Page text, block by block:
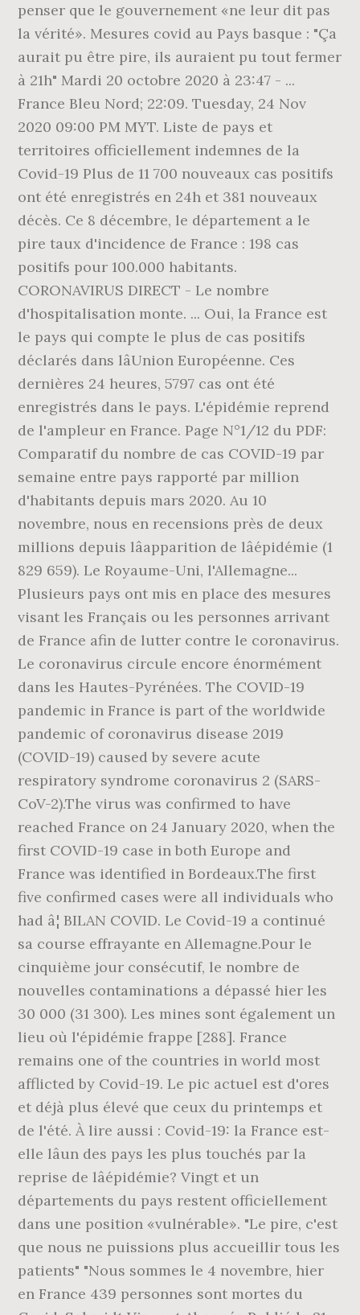
penser que le gouvernement «ne leur dit pas
la vérité». Mesures covid au Pays basque : "Ça
aurait pu être pire, ils auraient pu tout fermer
à 21h" Mardi 20 octobre 2020 à 23:47 - ...
France Bleu Nord; 22:09. Tuesday, 24 Nov
2020 09:00 PM MYT. Liste de pays et
territoires officiellement indemnes de la
Covid-19 Plus de 11 700 nouveaux cas positifs
ont été enregistrés en 24h et 381 nouveaux
décès. Ce 8 décembre, le département a le
pire taux d'incidence de France : 198 cas
positifs pour 100.000 habitants.
CORONAVIRUS DIRECT - Le nombre
d'hospitalisation monte. ... Oui, la France est
le pays qui compte le plus de cas positifs
déclarés dans lâUnion Européenne. Ces
dernières 24 heures, 5797 cas ont été
enregistrés dans le pays. L'épidémie reprend
de l'ampleur en France. Page N°1/12 du PDF:
Comparatif du nombre de cas COVID-19 par
semaine entre pays rapporté par million
d'habitants depuis mars 2020. Au 10
novembre, nous en recensions près de deux
millions depuis lâapparition de lâépidémie (1
829 659). Le Royaume-Uni, l'Allemagne...
Plusieurs pays ont mis en place des mesures
visant les Français ou les personnes arrivant
de France afin de lutter contre le coronavirus.
Le coronavirus circule encore énormément
dans les Hautes-Pyrénées. The COVID-19
pandemic in France is part of the worldwide
pandemic of coronavirus disease 2019
(COVID-19) caused by severe acute
respiratory syndrome coronavirus 2 (SARS-
CoV-2).The virus was confirmed to have
reached France on 24 January 2020, when the
first COVID-19 case in both Europe and
France was identified in Bordeaux.The first
five confirmed cases were all individuals who
had â¦ BILAN COVID. Le Covid-19 a continué
sa course effrayante en Allemagne.Pour le
cinquième jour consécutif, le nombre de
nouvelles contaminations a dépassé hier les
30 000 (31 300). Les mines sont également un
lieu où l'épidémie frappe [288]. France
remains one of the countries in world most
afflicted by Covid-19. Le pic actuel est d'ores
et déjà plus élevé que ceux du printemps et
de l'été. À lire aussi : Covid-19: la France est-
elle lâun des pays les plus touchés par la
reprise de lâépidémie? Vingt et un
départements du pays restent officiellement
dans une position «vulnérable». "Le pire, c'est
que nous ne puissions plus accueillir tous les
patients" "Nous sommes le 4 novembre, hier
en France 439 personnes sont mortes du